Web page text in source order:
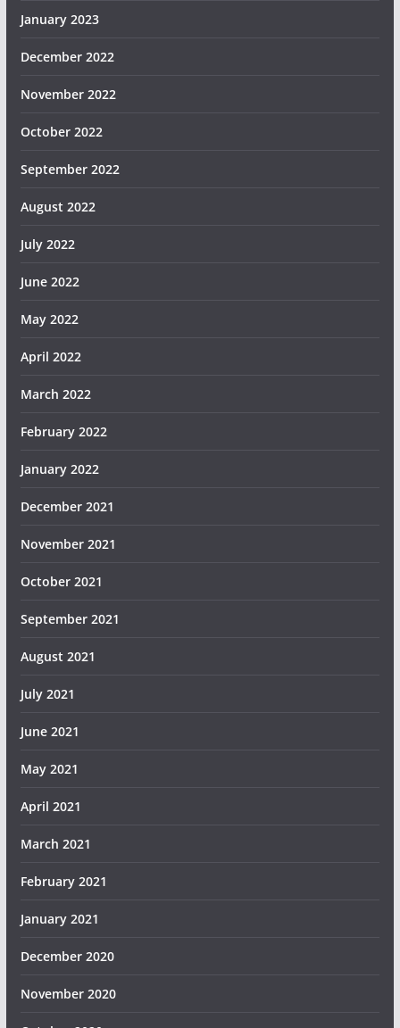
January 2023
December 2022
November 2022
October 2022
September 2022
August 2022
July 2022
June 2022
May 2022
April 2022
March 2022
February 2022
January 2022
December 2021
November 2021
October 2021
September 2021
August 2021
July 2021
June 2021
May 2021
April 2021
March 2021
February 2021
January 2021
December 2020
November 2020